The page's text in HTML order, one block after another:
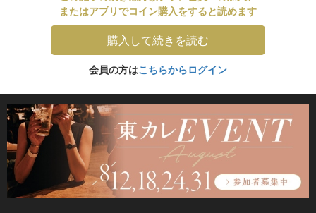
またはアプリでコイン購入をすると読めます
購入して続きを読む
会員の方はこちらからログイン